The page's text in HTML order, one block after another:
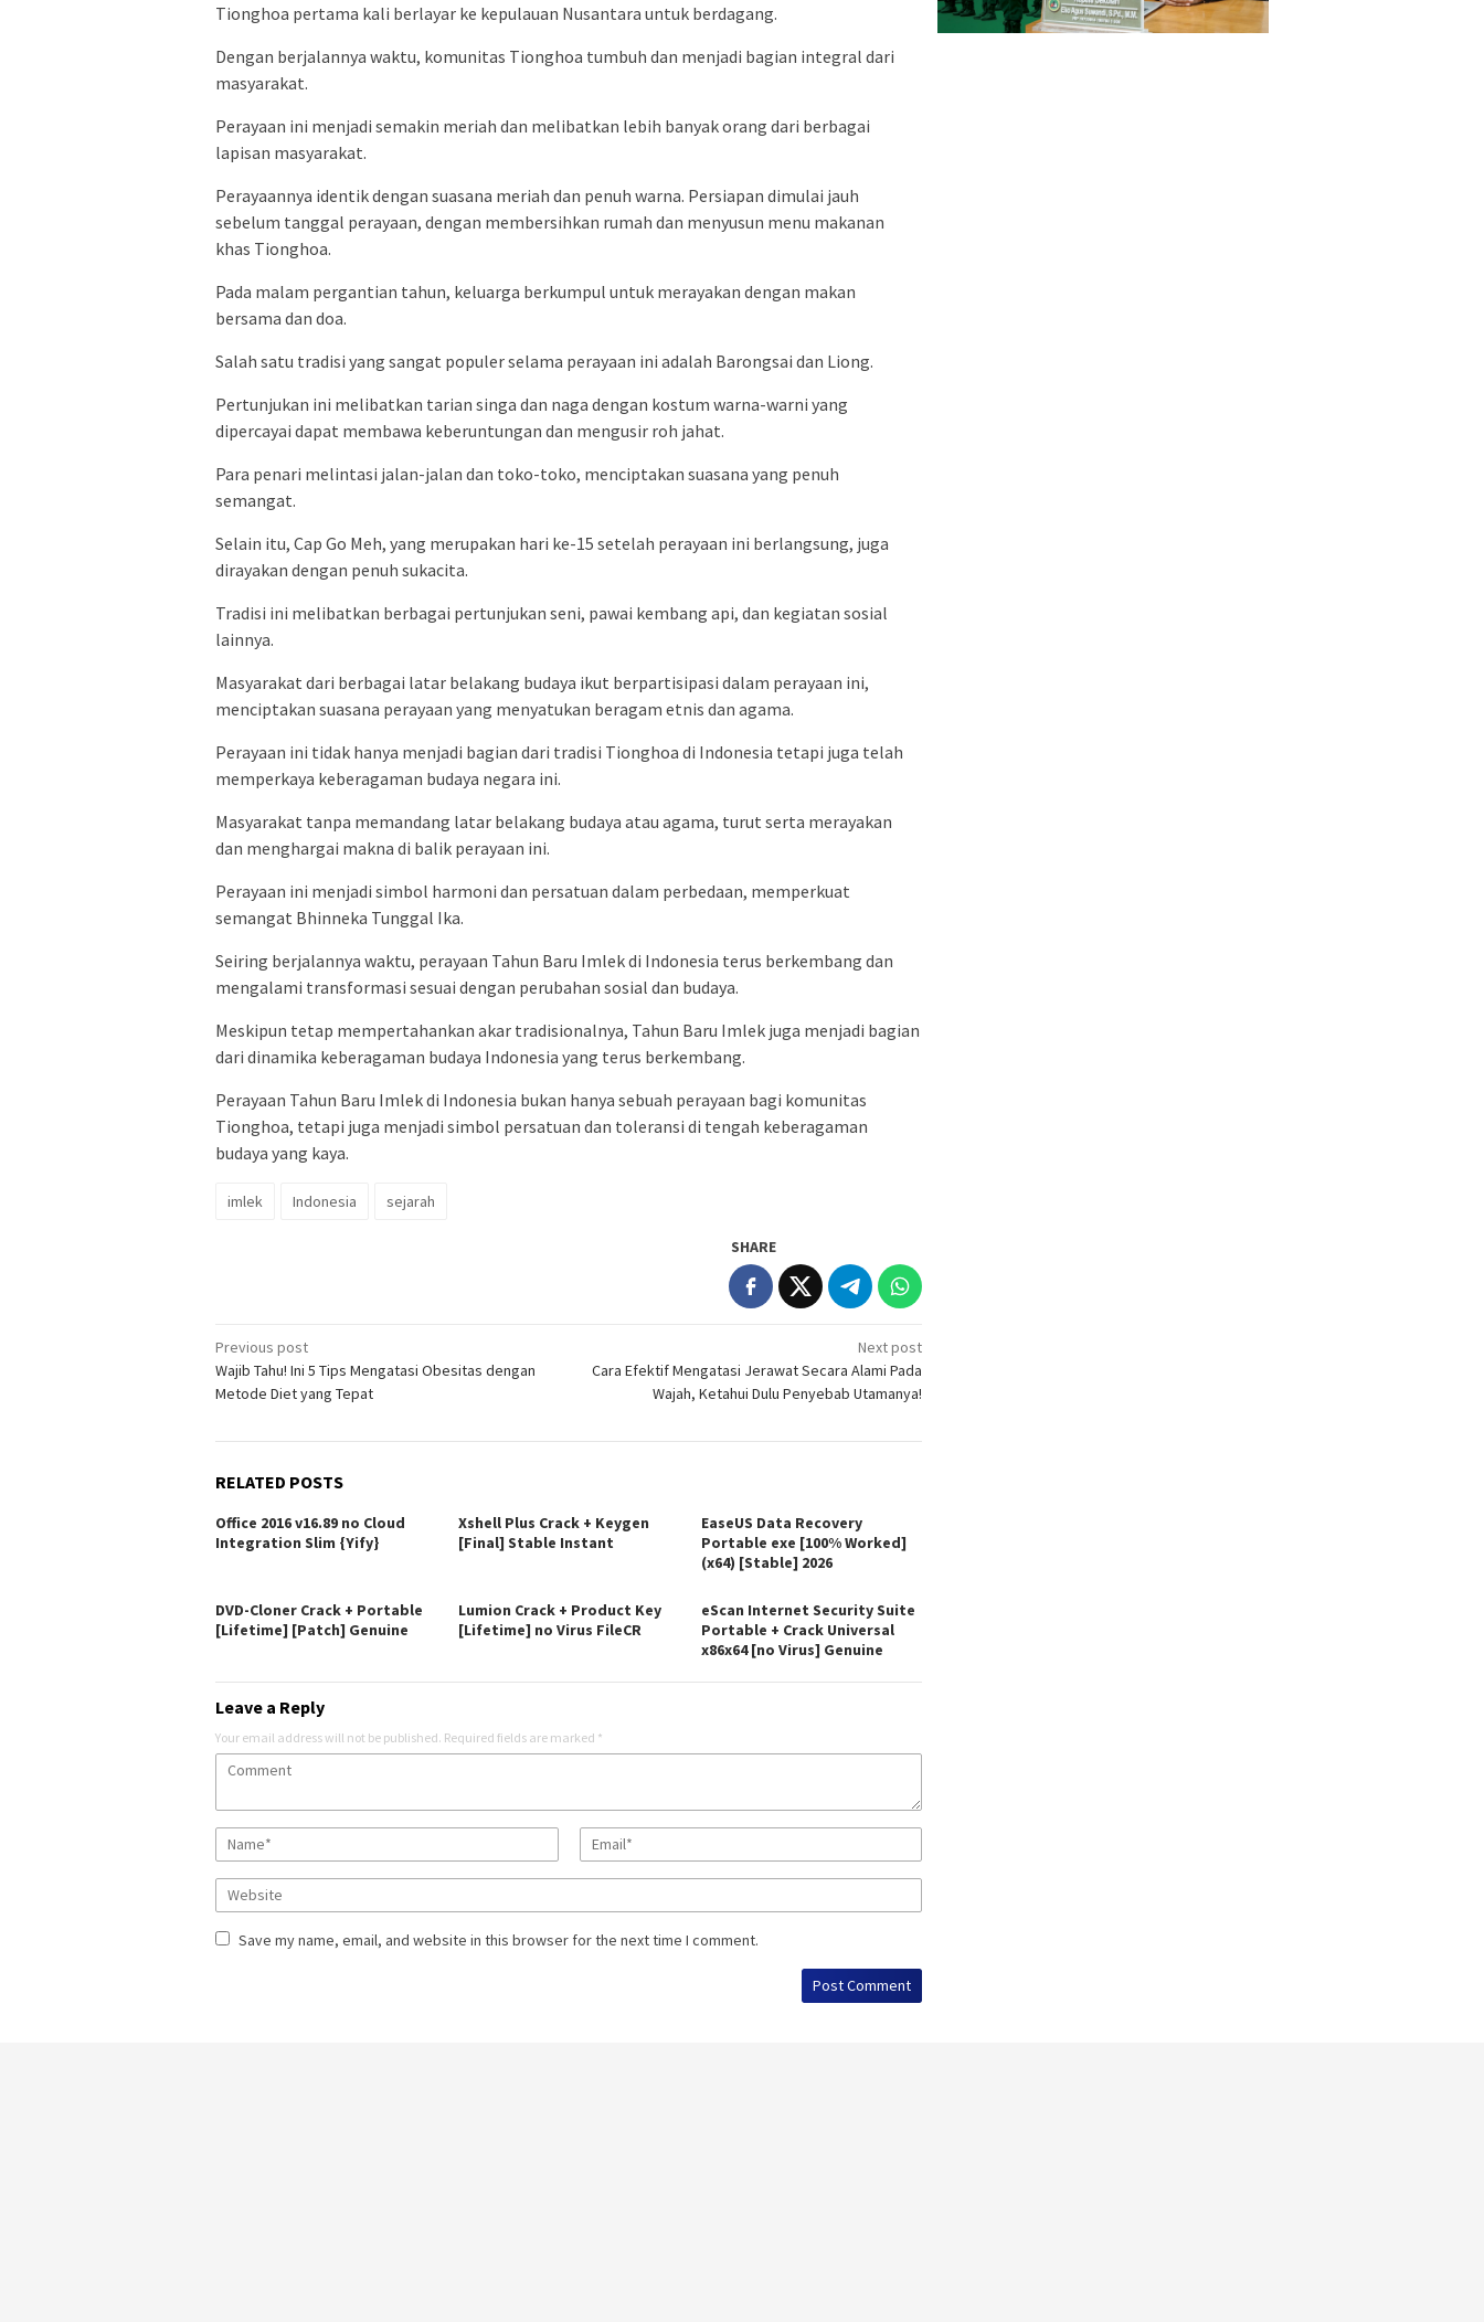
Tionghoa pertama kali berlayar ke kepulauan Nusantara untuk berdagang.
Dengan berjalannya waktu, komunitas Tionghoa tumbuh dan menjadi bagian integral dari
masyarakat.
Perayaan ini menjadi semakin meriah dan melibatkan lebih banyak orang dari berbagai
lapisan masyarakat.
Perayaannya identik dengan suasana meriah dan penuh warna. Persiapan dimulai jauh
sebelum tanggal perayaan, dengan membersihkan rumah dan menyusun menu makanan
khas Tionghoa.
Pada malam pergantian tahun, keluarga berkumpul untuk merayakan dengan makan
bersama dan doa.
Salah satu tradisi yang sangat populer selama perayaan ini adalah Barongsai dan Liong.
Pertunjukan ini melibatkan tarian singa dan naga dengan kostum warna-warni yang
dipercayai dapat membawa keberuntungan dan mengusir roh jahat.
Para penari melintasi jalan-jalan dan toko-toko, menciptakan suasana yang penuh
semangat.
Selain itu, Cap Go Meh, yang merupakan hari ke-15 setelah perayaan ini berlangsung, juga
dirayakan dengan penuh sukacita.
Tradisi ini melibatkan berbagai pertunjukan seni, pawai kembang api, dan kegiatan sosial
lainnya.
Masyarakat dari berbagai latar belakang budaya ikut berpartisipasi dalam perayaan ini,
menciptakan suasana perayaan yang menyatukan beragam etnis dan agama.
Perayaan ini tidak hanya menjadi bagian dari tradisi Tionghoa di Indonesia tetapi juga telah
memperkaya keberagaman budaya negara ini.
Masyarakat tanpa memandang latar belakang budaya atau agama, turut serta merayakan
dan menghargai makna di balik perayaan ini.
Perayaan ini menjadi simbol harmoni dan persatuan dalam perbedaan, memperkuat
semangat Bhinneka Tunggal Ika.
Seiring berjalannya waktu, perayaan Tahun Baru Imlek di Indonesia terus berkembang dan
mengalami transformasi sesuai dengan perubahan sosial dan budaya.
Meskipun tetap mempertahankan akar tradisionalnya, Tahun Baru Imlek juga menjadi bagian
dari dinamika keberagaman budaya Indonesia yang terus berkembang.
Perayaan Tahun Baru Imlek di Indonesia bukan hanya sebuah perayaan bagi komunitas
Tionghoa, tetapi juga menjadi simbol persatuan dan toleransi di tengah keberagaman
budaya yang kaya.
imlek Indonesia sejarah
SHARE
Post
navigation
Previous post
Wajib Tahu! Ini 5 Tips Mengatasi Obesitas dengan
Metode Diet yang Tepat
Next post
Cara Efektif Mengatasi Jerawat Secara Alami Pada
Wajah, Ketahui Dulu Penyebab Utamanya!
RELATED POSTS
Office 2016 v16.89 no Cloud
Integration Slim {Yify}
Xshell Plus Crack + Keygen
[Final] Stable Instant
EaseUS Data Recovery
Portable exe [100% Worked]
(x64) [Stable] 2026
DVD-Cloner Crack + Portable
[Lifetime] [Patch] Genuine
Lumion Crack + Product Key
[Lifetime] no Virus FileCR
eScan Internet Security Suite
Portable + Crack Universal
x86x64 [no Virus] Genuine
Leave a Reply
Your email address will not be published. Required fields are marked *
Save my name, email, and website in this browser for the next time I comment.